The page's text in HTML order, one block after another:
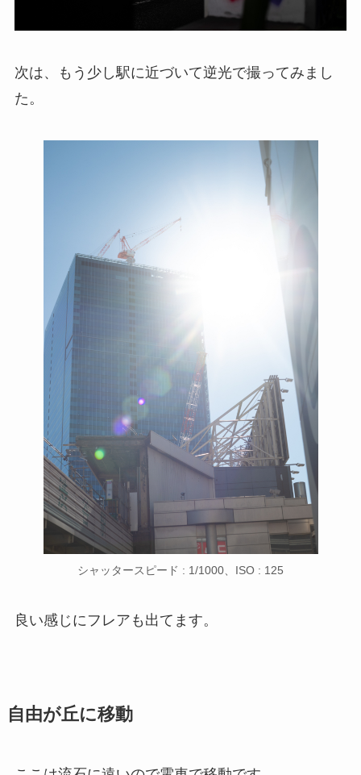
次は、もう少し駅に近づいて逆光で撮ってみまし
た。
シャッタースピード : 1/1000、ISO : 125
良い感じにフレアも出てます。
自由が丘に移動